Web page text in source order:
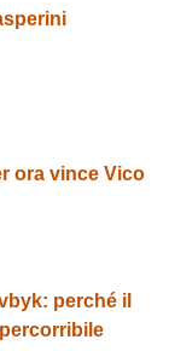
ora vince Vico
perché il